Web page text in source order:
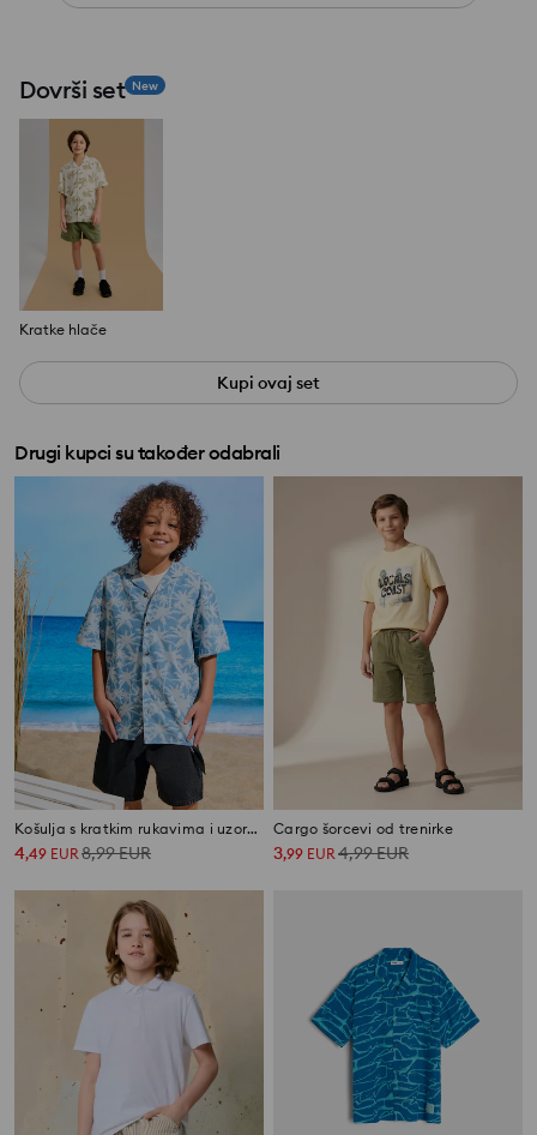
Dovrši set New
Kratke hlače
Kupi ovaj set
Drugi kupci su također odabrali
Košulja s kratkim rukavima i uzorkom po cijeloj površini
4,49 EUR8,99EUR
Cargo šorcevi od trenirke
3,99 EUR4,99EUR